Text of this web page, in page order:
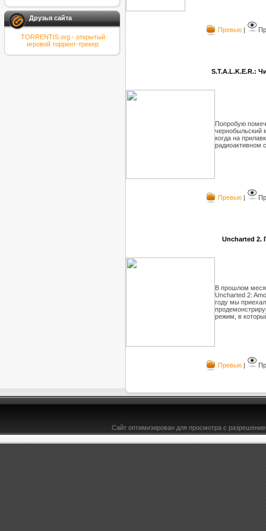
Друзья сайта
TORRENTIS.org - открытый
игровой торрент-трекер
Превью |
S.T.A.L.K.E.R.:
Попробую
чернобыльский
когда на
радиоактивном
Превью |
Uncharted 2.
В прошлом
Uncharted 2:
году мы
режим, в
Превью |
Сайт оптимизирован для просмотра с